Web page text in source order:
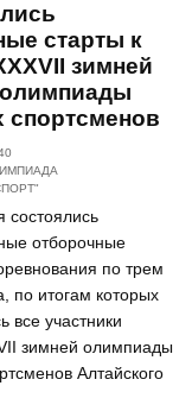
старты к
зимней
спортсменов
состоялись
отборочные
по трем
по итогам которых
все участники
зимней олимпиады
Алтайского